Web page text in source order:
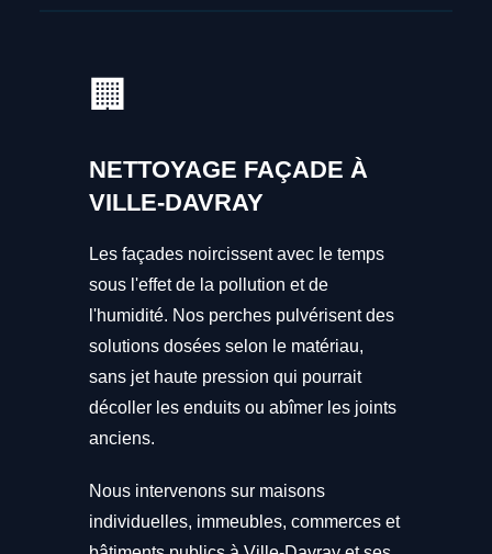
🏢
NETTOYAGE FAÇADE À
VILLE-DAVRAY
Les façades noircissent avec le temps
sous l'effet de la pollution et de
l'humidité. Nos perches pulvérisent des
solutions dosées selon le matériau,
sans jet haute pression qui pourrait
décoller les enduits ou abîmer les joints
anciens.
Nous intervenons sur maisons
individuelles, immeubles, commerces et